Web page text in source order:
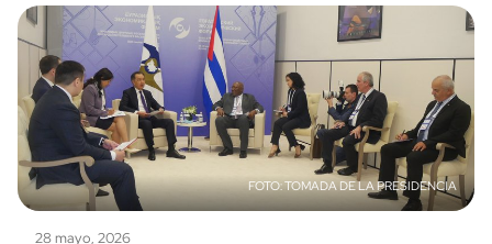
TOMADA DE LA PRESIDENCIA
28 mayo, 2026